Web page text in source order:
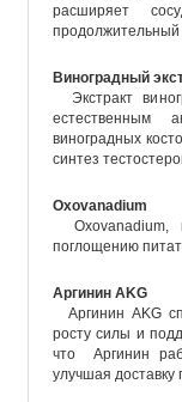
расширяет
Виноградный
Экстракт
естественным
виноградных
синтез
Oxovanadium
Oxovanadium,
поглощению
Аргинин AKG
Аргинин AKG
росту силы и
что Аргинин
улучшая